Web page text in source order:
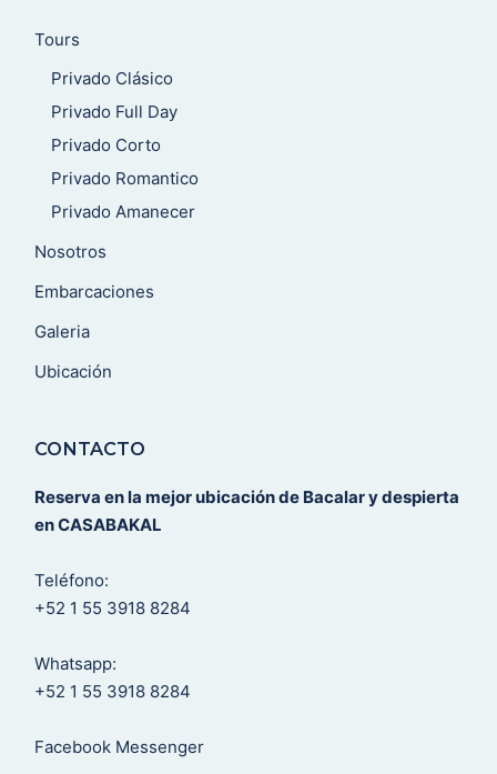
Tours
Privado Clásico
Privado Full Day
Privado Corto
Privado Romantico
Privado Amanecer
Nosotros
Embarcaciones
Galeria
Ubicación
CONTACTO
Reserva en la mejor ubicación de Bacalar y despierta
en CASABAKAL
Teléfono:
+52 1 55 3918 8284
Whatsapp:
+52 1 55 3918 8284
Facebook Messenger